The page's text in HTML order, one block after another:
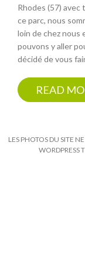
Rhodes (57) avec
ce parc, nous
loin de chez nous
pouvons y aller
décidé de vous
READ
LES PHOTOS DU SITE
WORDPRESS